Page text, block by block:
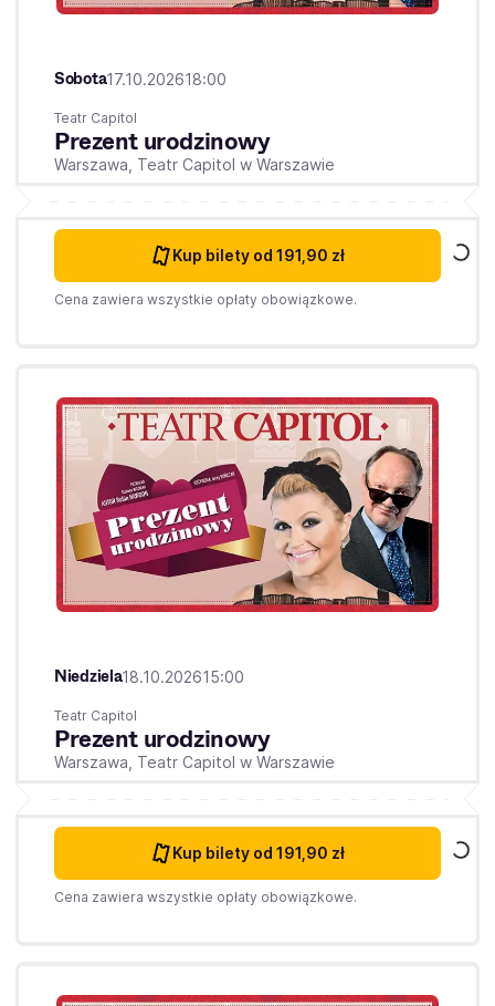
Sobota17.10.202618:00
Teatr Capitol
Prezent urodzinowy
Warszawa, Teatr Capitol w Warszawie
Kup bilety od 191,90 zł
Cena zawiera wszystkie opłaty obowiązkowe.
Niedziela18.10.202615:00
Teatr Capitol
Prezent urodzinowy
Warszawa, Teatr Capitol w Warszawie
Kup bilety od 191,90 zł
Cena zawiera wszystkie opłaty obowiązkowe.